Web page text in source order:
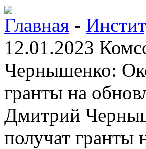
Главная -
12.01.2023
Чернышенко:
гранты на
Дмитрий
получат гранты